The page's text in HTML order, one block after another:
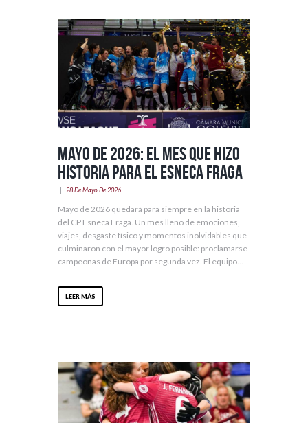
Mayo de 2026: el mes que hizo
historia para el Esneca Fraga
28 De Mayo De 2026
Mayo de 2026 quedará para siempre en la historia
del CP Esneca Fraga. Un mes lleno de emociones,
viajes, desgaste físico y momentos inolvidables que
culminaron con el mayor logro posible: proclamarse
campeonas de Europa por segunda vez. El equipo...
LEER MÁS